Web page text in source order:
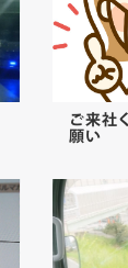
ご来社
願い